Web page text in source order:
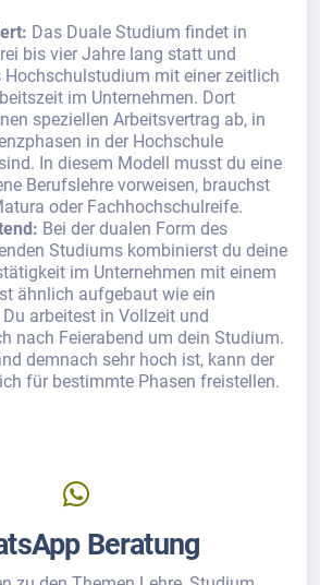
Das Duale Studium findet in
bis vier Jahre lang statt und
Hochschulstudium mit einer zeitlich
im Unternehmen. Dort
speziellen Arbeitsvertrag ab, in
in der Hochschule
In diesem Modell musst du eine
Berufslehre vorweisen, brauchst
oder Fachhochschulreife.
Bei der dualen Form des
Studiums kombinierst du deine
im Unternehmen mit einem
ähnlich aufgebaut wie ein
arbeitest in Vollzeit und
nach Feierabend um dein Studium.
demnach sehr hoch ist, kann der
für bestimmte Phasen freistellen.
Beratung